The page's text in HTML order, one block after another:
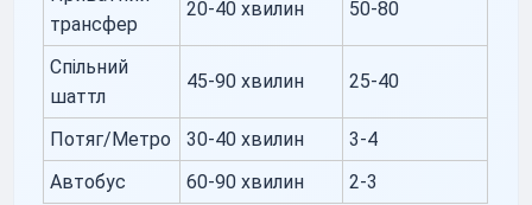
трансфер
20-40 хвилин 50-80
Спільний
шаттл
45-90 хвилин 25-40
Потяг/Метро 30-40 хвилин
3-4
Автобус
60-90 хвилин
2-3